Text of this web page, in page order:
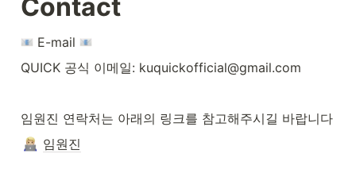
Contact
E-mail
QUICK 공식 이메일: kuquickofficial@gmail.com
임원진 연락처는 아래의 링크를 참고해주시길 바랍니다
임원진